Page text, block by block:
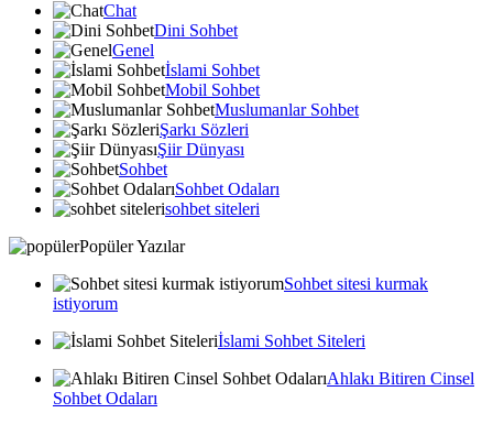
Chat
Dini Sohbet
Genel
İslami Sohbet
Mobil Sohbet
Muslumanlar Sohbet
Şarkı Sözleri
Şiir Dünyası
Sohbet
Sohbet Odaları
sohbet siteleri
Popüler Yazılar
Sohbet sitesi kurmak
istiyorum
İslami Sohbet Siteleri
Ahlakı Bitiren Cinsel
Sohbet Odaları